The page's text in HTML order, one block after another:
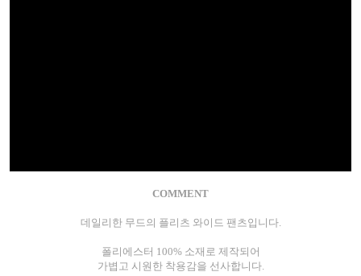
COMMENT
데일리한 무드의 플리츠 와이드 팬츠입니다.
폴리에스터 100% 소재로 제작되어
가볍고 시원한 착용감을 선사합니다.